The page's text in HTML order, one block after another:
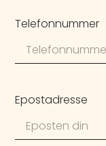
Telefonnummer
Epostadresse